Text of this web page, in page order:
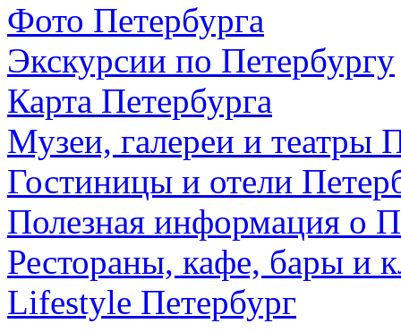
Фото Петербурга
Экскурсии по Петербургу
Карта Петербурга
Музеи, галереи и театры
Гостиницы и отели
Полезная информация о
Рестораны, кафе, бары и
Lifestyle Петербург